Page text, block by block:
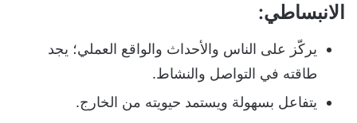
الانبساطي:
يركّز على الناس والأحداث والواقع العملي؛ يجد
طاقته في التواصل والنشاط.
يتفاعل بسهولة ويستمد حيويته من الخارج.